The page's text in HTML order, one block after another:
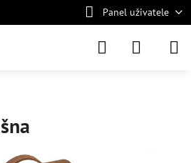
Panel uživatele